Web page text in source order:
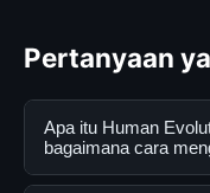
Pertanyaan
Apa itu Human
bagaimana cara